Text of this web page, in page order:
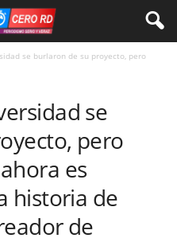
se burlaron de su proyecto, pero
se
pero
es
historia de
de